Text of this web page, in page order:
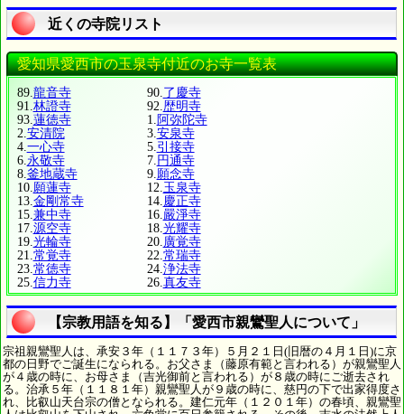
近くの寺院リスト
愛知県愛西市の玉泉寺付近のお寺一覧表
89. 龍音寺 90. 了慶寺
91. 林證寺 92. 歴明寺
93. 蓮徳寺 1. 阿弥陀寺
2. 安清院 3. 安泉寺
4. 一心寺 5. 引接寺
6. 永敬寺 7. 円通寺
8. 釜地蔵寺 9. 願念寺
10. 願蓮寺 12. 玉泉寺
13. 金剛常寺 14. 慶正寺
15. 兼中寺 16. 嚴淨寺
17. 源空寺 18. 光耀寺
19. 光輪寺 20. 廣覚寺
21. 常覚寺 22. 常瑞寺
23. 常徳寺 24. 浄法寺
25. 信力寺 26. 真友寺
【宗教用語を知る】「愛西市親鸞聖人について」
宗祖親鸞聖人は、承安３年（１１７３年）５月２１日(旧暦の４月１日)に京
都の日野でご誕生になられる。お父さま（藤原有範と言われる）が親鸞聖人
が４歳の時に、お母さま（吉光御前と言われる）が８歳の時にご逝去され
る。治承５年（１１８１年）親鸞聖人が９歳の時に、慈円の下で出家得度さ
れ、比叡山天台宗の僧となられる。建仁元年（１２０１年）の春頃、親鸞聖